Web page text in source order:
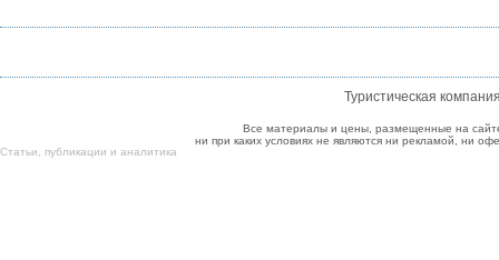
Туристическая
Все материалы и цены, размещенные на
ни при каких условиях не являются ни рекламой, ни
Cтатьи
публикации и аналитика